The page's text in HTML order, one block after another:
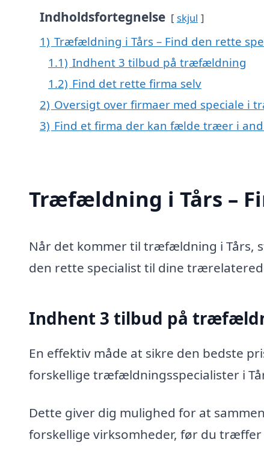
Indholdsfortegnelse skjul
1) Træfældning i Tårs – Find den rette
1.1) Indhent 3 tilbud på træfældning
1.2) Find det rette firma selv
2) Oversigt over firmaer med speciale i
3) Find et firma der kan fælde træer i
Træfældning i Tårs –
Når det kommer til træfældning i Tårs,
den rette specialist til dine
Indhent 3 tilbud på
En effektiv måde at sikre den bedste
forskellige træfældningsspecialister i
Dette giver dig mulighed for at
forskellige virksomheder, før du